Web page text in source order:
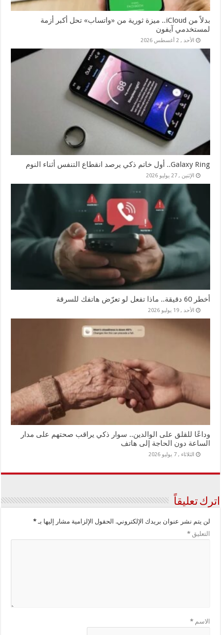
بدلاً من iCloud.. ميزة ثورية من «واتساب» تحل أكبر أزمة
لمستخدمي آيفون
الأحد , 2 أغسطس 2026
Galaxy Ring.. أول خاتم ذكي يرصد انقطاع التنفس أثناء النوم
الإثنين , 27 يوليو 2026
أخطر 60 دقيقة.. ماذا تفعل لو تعرّض هاتفك للسرقة
الأحد , 19 يوليو 2026
وداعًا للقلق على الوالدين.. سوار ذكي يراقب صحتهم على مدار
الساعة دون الحاجة إلى هاتف
الثلاثاء , 7 يوليو 2026
اترك تعليقاً
لن يتم نشر عنوان بريدك الإلكتروني. الحقول الإلزامية مشار إليها بـ*
التعليق*
الاسم*